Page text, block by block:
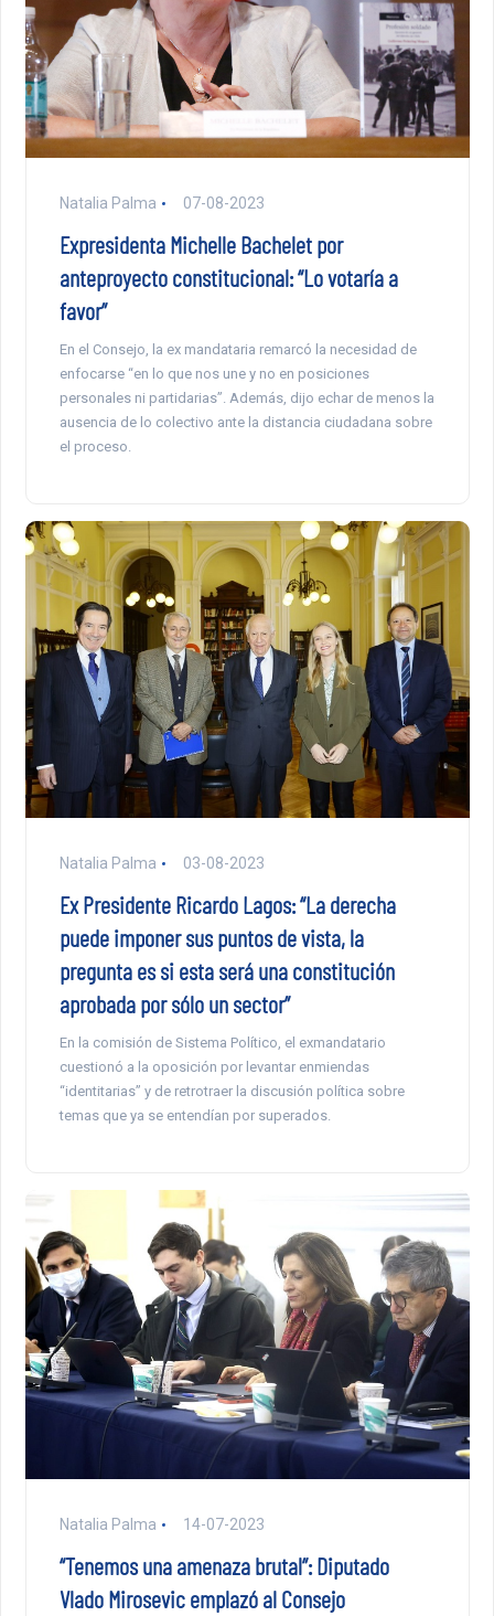
Natalia Palma 07-08-2023
Expresidenta Michelle Bachelet por
anteproyecto constitucional: “Lo votaría a
favor”
En el Consejo, la ex mandataria remarcó la necesidad de
enfocarse “en lo que nos une y no en posiciones
personales ni partidarias”. Además, dijo echar de menos la
ausencia de lo colectivo ante la distancia ciudadana sobre
el proceso.
Natalia Palma 03-08-2023
Ex Presidente Ricardo Lagos: “La derecha
puede imponer sus puntos de vista, la
pregunta es si esta será una constitución
aprobada por sólo un sector”
En la comisión de Sistema Político, el exmandatario
cuestionó a la oposición por levantar enmiendas
“identitarias” y de retrotraer la discusión política sobre
temas que ya se entendían por superados.
Natalia Palma 14-07-2023
“Tenemos una amenaza brutal”: Diputado
Vlado Mirosevic emplazó al Consejo